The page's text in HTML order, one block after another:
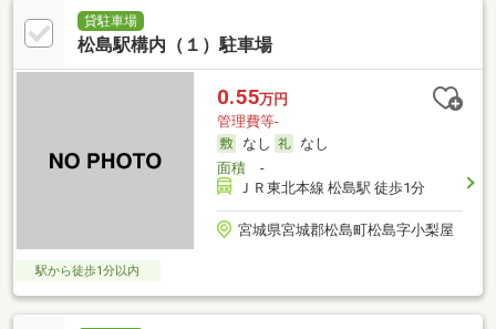
貸駐車場
松島駅構内（１）駐車場
0.55万円
管理費等-
なし
なし
面積-
ＪＲ東北本線 松島駅 徒歩1分
宮城県宮城郡松島町松島字小梨屋
駅から徒歩1分以内